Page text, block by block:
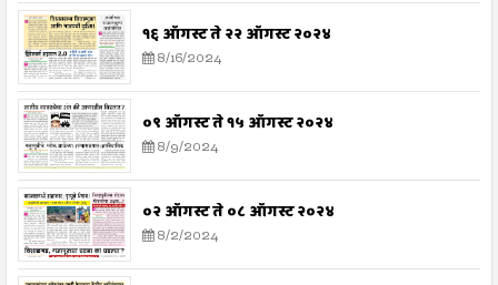
१६ ऑगस्ट ते २२ ऑगस्ट २०२४
8/16/2024
०९ ऑगस्ट ते १५ ऑगस्ट २०२४
8/9/2024
०२ ऑगस्ट ते ०८ ऑगस्ट २०२४
8/2/2024